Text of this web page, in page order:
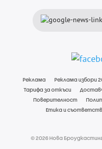
Реклама Реклама избори
Тарифа за откъси
Поверителност
Етика и
© 2026 Нова